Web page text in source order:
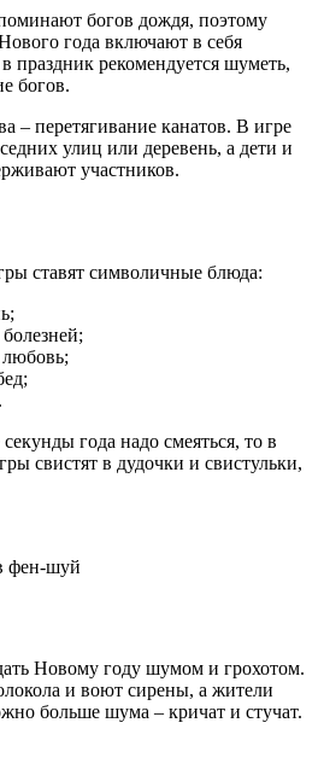
богов дождя, поэтому
года включают в себя
праздник рекомендуется шуметь,
богов.
– перетягивание канатов. В игре
улиц или деревень, а дети и
участников.
ставят символичные блюда:
любовь;
года надо смеяться, то в
свистят в дудочки и свистульки,
фен-шуй
Новому году шумом и грохотом.
и воют сирены, а жители
больше шума – кричат и стучат.